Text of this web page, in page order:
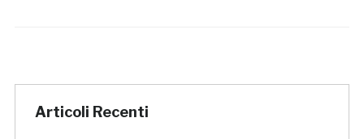
Articoli Recenti